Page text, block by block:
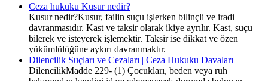
Ceza hukuku Kusur nedir?
Kusur nedir?Kusur, failin suçu işlerken bilinçli ve iradi
davranmasıdır. Kast ve taksir olarak ikiye ayrılır. Kast, suçu
bilerek ve isteyerek işlemektir. Taksir ise dikkat ve özen
yükümlülüğüne aykırı davranmaktır.
Dilencilik Suçları ve Cezaları | Ceza Hukuku Davaları
DilencilikMadde 229- (1) Çocukları, beden veya ruh